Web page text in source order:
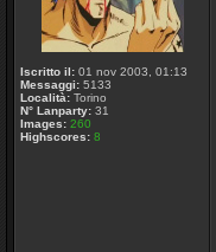
Iscritto il: 01 nov 2003, 01:13
Messaggi: 5133
Località: Torino
N° Lanparty: 31
Images: 260
Highscores: 8